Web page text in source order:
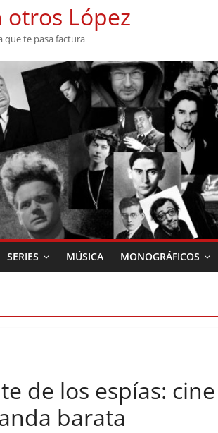
otros López
que te pasa factura
SERIES MÚSICA MONOGRÁFICOS
de los espías:
barata